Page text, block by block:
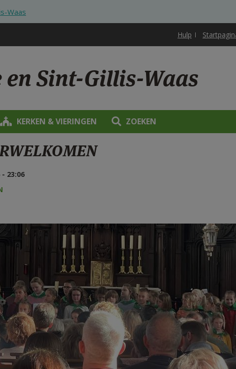
Waas
Hulp
en Sint-Gillis-Waas
KERKEN & VIERINGEN ZOEKEN
- 23:06